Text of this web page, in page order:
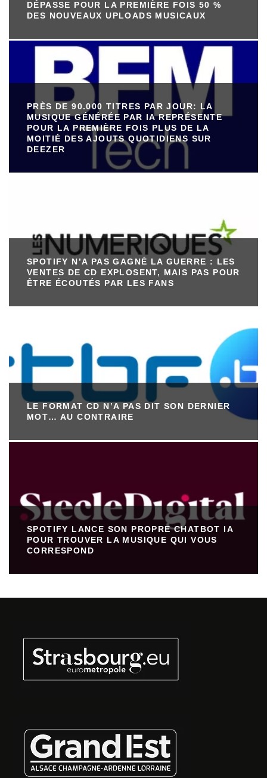
DÉPASSE POUR LA PREMIÈRE FOIS 50 %
DES NOUVEAUX UPLOADS MUSICAUX
PRÈS DE 90.000 TITRES PAR JOUR: LA
MUSIQUE GÉNÉRÉE PAR IA REPRÉSENTE
POUR LA PREMIÈRE FOIS PLUS DE LA
MOITIÉ DES AJOUTS QUOTIDIENS SUR
DEEZER
SPOTIFY N’A PAS GAGNÉ LA GUERRE : LES
VENTES DE CD EXPLOSENT, MAIS PAS POUR
ÊTRE ÉCOUTÉS PAR LES FANS
LE FORMAT CD N’A PAS DIT SON DERNIER
MOT… AU CONTRAIRE
SPOTIFY LANCE SON PROPRE CHATBOT IA
POUR TROUVER LA MUSIQUE QUI VOUS
CORRESPOND